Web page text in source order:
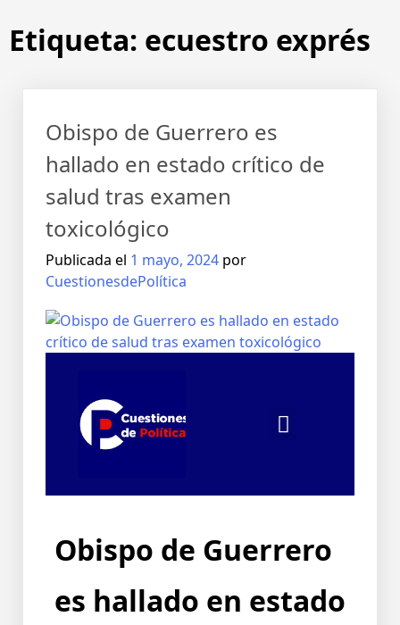
Etiqueta: ecuestro exprés
Obispo de Guerrero es
hallado en estado crítico de
salud tras examen
toxicológico
Publicada el 1 mayo, 2024 por
CuestionesdePolítica
Obispo de Guerrero
es hallado en estado